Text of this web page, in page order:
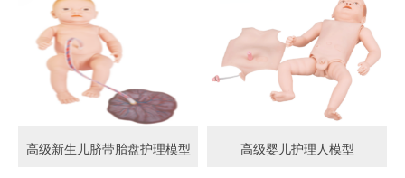
高级新生儿脐带胎盘护理模型 高级婴儿护理人模型